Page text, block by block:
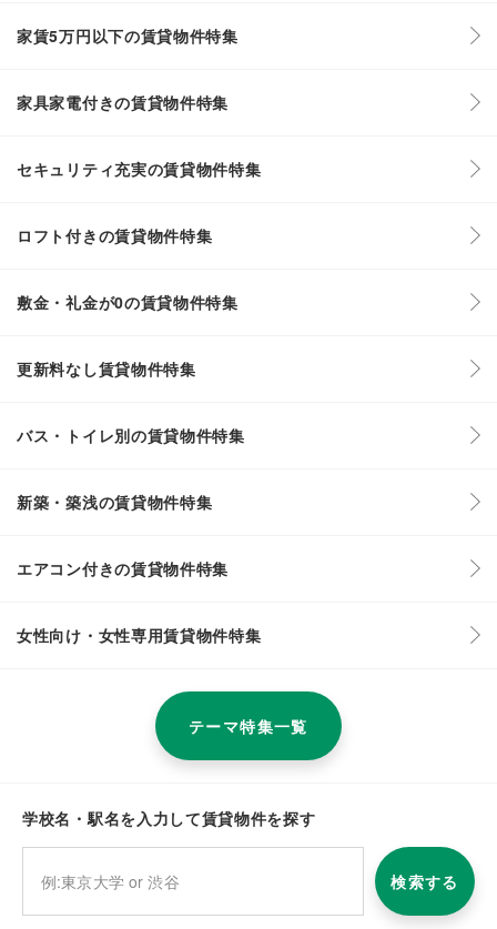
家賃5万円以下の賃貸物件特集
家具家電付きの賃貸物件特集
セキュリティ充実の賃貸物件特集
ロフト付きの賃貸物件特集
敷金・礼金が0の賃貸物件特集
更新料なし賃貸物件特集
バス・トイレ別の賃貸物件特集
新築・築浅の賃貸物件特集
エアコン付きの賃貸物件特集
女性向け・女性専用賃貸物件特集
テーマ特集一覧
学校名・駅名を入力して賃貸物件を探す
検索する